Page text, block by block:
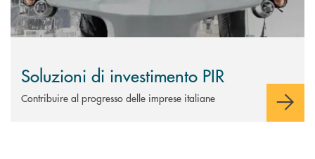
Soluzioni di investimento PIR
Contribuire al progresso delle imprese italiane